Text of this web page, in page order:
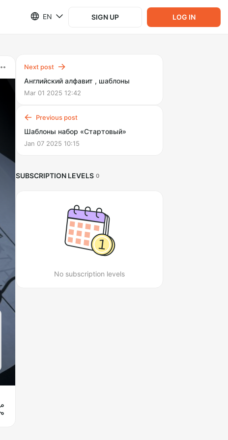
EN SIGN UP LOG IN
Next post
Английский алфавит , шаблоны
Mar 01 2025 12:42
Previous post
Шаблоны набор «Стартовый»
Jan 07 2025 10:15
SUBSCRIPTION LEVELS 0
No subscription levels